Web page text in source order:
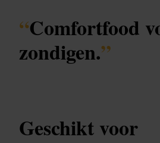
“Comfortfood
zondigen.”
Geschikt voor